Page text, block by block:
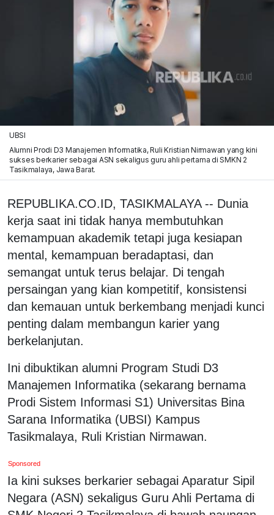
UBSI
Alumni Prodi D3 Manajemen Informatika, Ruli Kristian Nirmawan yang kini
sukses berkarier sebagai ASN sekaligus guru ahli pertama di SMKN 2
Tasikmalaya, Jawa Barat.
REPUBLIKA.CO.ID, TASIKMALAYA -- Dunia
kerja saat ini tidak hanya membutuhkan
kemampuan akademik tetapi juga kesiapan
mental, kemampuan beradaptasi, dan
semangat untuk terus belajar. Di tengah
persaingan yang kian kompetitif, konsistensi
dan kemauan untuk berkembang menjadi kunci
penting dalam membangun karier yang
berkelanjutan.
Ini dibuktikan alumni Program Studi D3
Manajemen Informatika (sekarang bernama
Prodi Sistem Informasi S1) Universitas Bina
Sarana Informatika (UBSI) Kampus
Tasikmalaya, Ruli Kristian Nirmawan.
Sponsored
Ia kini sukses berkarier sebagai Aparatur Sipil
Negara (ASN) sekaligus Guru Ahli Pertama di